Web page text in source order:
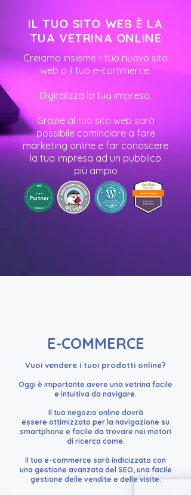
IL TUO SITO WEB È LA
TUA VETRINA ONLINE
Creiamo insieme il tuo nuovo sito
web o il tuo e-commerce.
Digitalizza la tua impresa.
Grazie al tuo sito web sarà
possibile cominciare a fare
marketing online e far conoscere
la tua impresa ad un pubblico
più ampio
E-COMMERCE
Vuoi vendere i tuoi prodotti online?
Oggi è importante avere una vetrina facile
e intuitiva da navigare.
Il tuo negozio online dovrà
essere ottimizzato per la navigazione su
smartphone e facile da trovare nei motori
di ricerca come.
Il tuo e-commerce sarà indicizzato con
una gestione avanzata del SEO, una facile
gestione delle vendite e delle visite.